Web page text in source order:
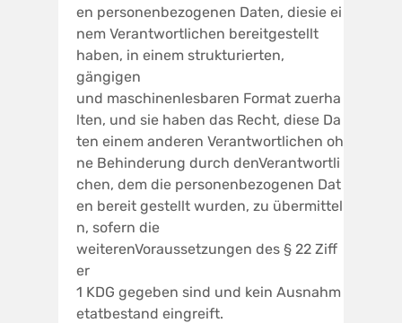
en personenbezogenen Daten, diesie ei
nem Verantwortlichen bereitgestellt
haben, in einem strukturierten,
gängigen
und maschinenlesbaren Format zuerha
lten, und sie haben das Recht, diese Da
ten einem anderen Verantwortlichen oh
ne Behinderung durch denVerantwortli
chen, dem die personenbezogenen Dat
en bereit gestellt wurden, zu übermittel
n, sofern die
weiterenVoraussetzungen des § 22 Ziff
er
1 KDG gegeben sind und kein Ausnahm
etatbestand eingreift.